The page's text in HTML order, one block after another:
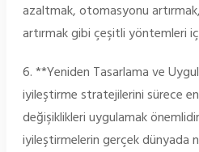
azaltmak, otomasyonu
artırmak gibi çeşitli yöntemleri
6. **Yeniden Tasarlama ve
iyileştirme stratejilerini sürece
değişiklikleri uygulamak
iyileştirmelerin gerçek dünyada